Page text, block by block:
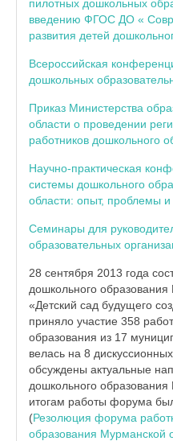
пилотных дошкольных
введению ФГОС ДО «
развития детей
Всероссийская
дошкольных
Приказ Министерства
области о проведении
работников дошкольного
Научно-практическая
системы дошкольного
области: опыт, проблемы
Семинары для
образовательных
28 сентября 2013 года
дошкольного
«Детский сад будущего
приняло участие 358
образования из 17
велась на 8
обсуждены актуальные
дошкольного
итогам работы форума
(Резолюция форума
образования Мурманской